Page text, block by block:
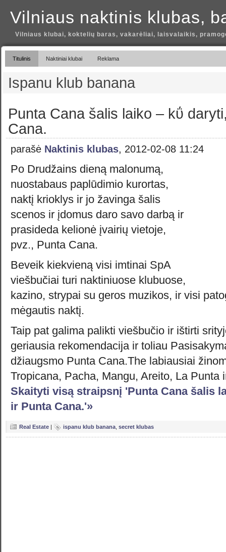
Vilniaus naktinis klubas,
Vilniaus klubai, koktelių baras, vakarėliai, laisvalaikis,
Titulinis Naktiniai klubai Reklama
Ispanu klub banana
Punta Cana šalis laiko – kΰ
Cana.
parašė Naktinis klubas, 2012-02-08 11:24
Po Drudžains dieną malonumą,
nuostabaus paplūdimio kurortas,
naktį krioklys ir jo žavinga šalis
scenos ir įdomus daro savo darbą ir
prasideda kelionė įvairių vietoje,
pvz., Punta Cana.
Beveik kiekvieną visi imtinai SpA
viešbučiai turi naktiniuose klubuose,
kazino, strypai su geros muzikos, ir visi
mėgautis naktį.
Taip pat galima palikti viešbučio ir ištirti
geriausia rekomendacija ir toliau
džiaugsmo Punta Cana.The labiausiai
Tropicana, Pacha, Mangu, Areito, La Punta
Skaityti visą straipsnį 'Punta Cana šalis
ir Punta Cana.'»
Real Estate | ispanu klub banana secret klubas